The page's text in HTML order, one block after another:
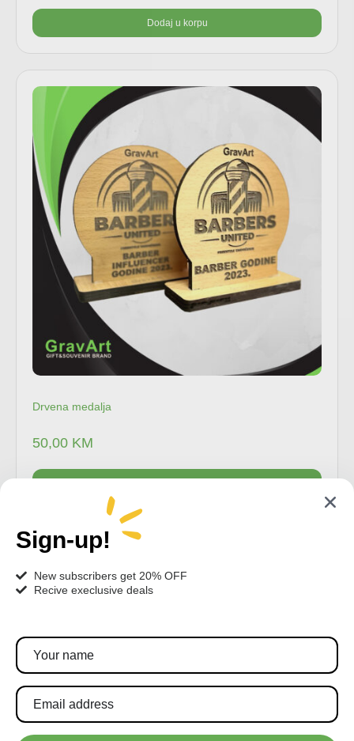
Dodaj u korpu
Drvena medalja
50,00 KM
Sign-up!
New subscribers get 20% OFF
Recive execlusive deals